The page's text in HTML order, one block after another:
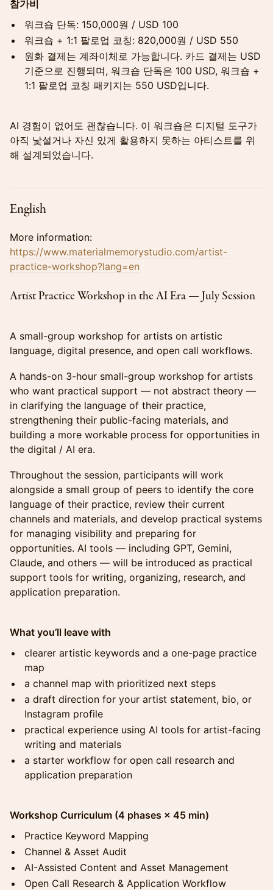
참가비
워크숍 단독: 150,000원 / USD 100
워크숍 + 1:1 팔로업 코칭: 820,000원 / USD 550
원화 결제는 계좌이체로 가능합니다. 카드 결제는 USD
기준으로 진행되며, 워크숍 단독은 100 USD, 워크숍 +
1:1 팔로업 코칭 패키지는 550 USD입니다.
AI 경험이 없어도 괜찮습니다. 이 워크숍은 디지털 도구가
아직 낯설거나 자신 있게 활용하지 못하는 아티스트를 위
해 설계되었습니다.
English
More information:
https://www.materialmemorystudio.com/artist-
practice-workshop?lang=en
Artist Practice Workshop in the AI Era — July Session
A small-group workshop for artists on artistic
language, digital presence, and open call workflows.
A hands-on 3-hour small-group workshop for artists
who want practical support — not abstract theory —
in clarifying the language of their practice,
strengthening their public-facing materials, and
building a more workable process for opportunities in
the digital / AI era.
Throughout the session, participants will work
alongside a small group of peers to identify the core
language of their practice, review their current
channels and materials, and develop practical systems
for managing visibility and preparing for
opportunities. AI tools — including GPT, Gemini,
Claude, and others — will be introduced as practical
support tools for writing, organizing, research, and
application preparation.
What you’ll leave with
clearer artistic keywords and a one-page practice
map
a channel map with prioritized next steps
a draft direction for your artist statement, bio, or
Instagram profile
practical experience using AI tools for artist-facing
writing and materials
a starter workflow for open call research and
application preparation
Workshop Curriculum (4 phases × 45 min)
Practice Keyword Mapping
Channel & Asset Audit
AI-Assisted Content and Asset Management
Open Call Research & Application Workflow